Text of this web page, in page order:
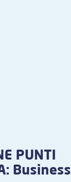
PUNTI
Business